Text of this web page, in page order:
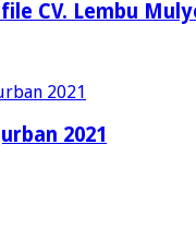
CV. Lembu
2021